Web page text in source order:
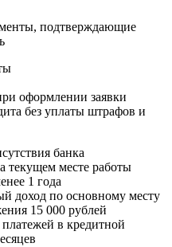
подтверждающие
оформлении заявки
без уплаты штрафов и
банка
текущем месте работы
1 года
доход по основному месту
15 000 рублей
в кредитной